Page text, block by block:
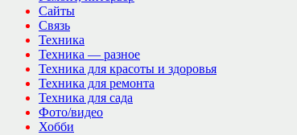
Сайты
Связь
Техника
Техника — разное
Техника для красоты и здоровья
Техника для ремонта
Техника для сада
Фото/видео
Хобби